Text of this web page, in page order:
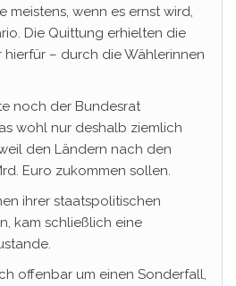
meistens, wenn es ernst wird,
Die Quittung erhielten die
hierfür – durch die Wählerinnen
noch der Bundesrat
wohl nur deshalb ziemlich
den Ländern nach den
Euro zukommen sollen.
ihrer staatspolitischen
kam schließlich eine
offenbar um einen Sonderfall,